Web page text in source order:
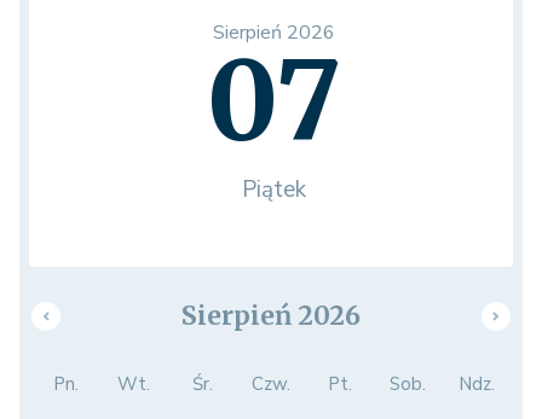
Sierpień 2026
07
Piątek
Sierpień 2026
Pn. Wt. Śr. Czw. Pt. Sob. Ndz.